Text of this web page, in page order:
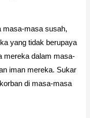
masa-masa susah,
yang tidak berupaya
mereka dalam masa-
iman mereka. Sukar
di masa-masa